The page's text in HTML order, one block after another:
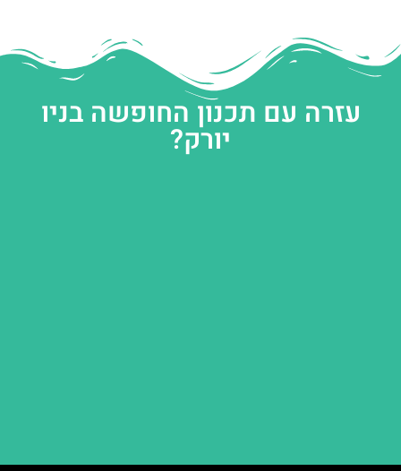
עזרה עם תכנון החופשה בניו
יורק?